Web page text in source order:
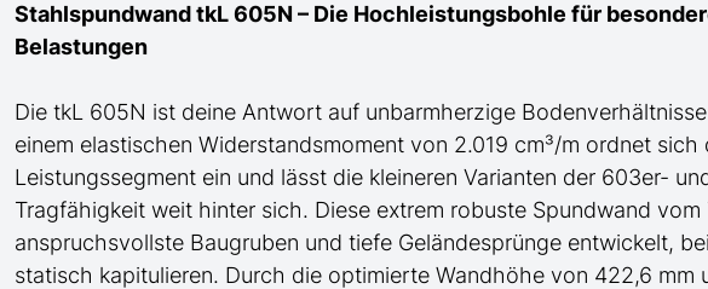
Stahlspundwand tkL 605N – Die Hochleistungsbohle für
Belastungen
Die tkL 605N ist deine Antwort auf unbarmherzige
einem elastischen Widerstandsmoment von 2.019 cm³/m ordnet sich
Leistungssegment ein und lässt die kleineren Varianten der 603er-
Tragfähigkeit weit hinter sich. Diese extrem robuste Spundwand vom
anspruchsvollste Baugruben und tiefe Geländesprünge entwickelt,
statisch kapitulieren. Durch die optimierte Wandhöhe von 422,6 mm